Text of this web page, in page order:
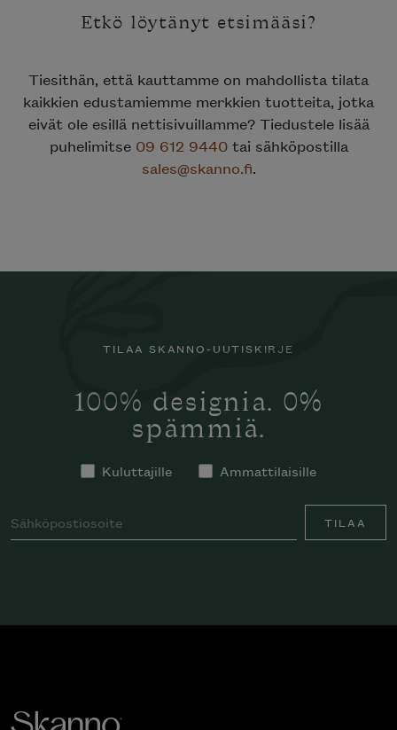
Etkö löytänyt etsimääsi?
Tiesithän, että kauttamme on mahdollista tilata
kaikkien edustamiemme merkkien tuotteita, jotka
eivät ole esillä nettisivuillamme? Tiedustele lisää
puhelimitse 09 612 9440tai sähköpostilla
sales@skanno.fi.
TILAA SKANNO-UUTISKIRJE
100% designia. 0%
spämmiä.
Kuluttajille Ammattilaisille
TILAA